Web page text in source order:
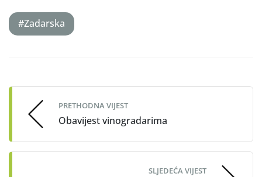
#Zadarska
navigation
PRETHODNA VIJEST
Obavijest vinogradarima
SLJEDEĆA VIJEST